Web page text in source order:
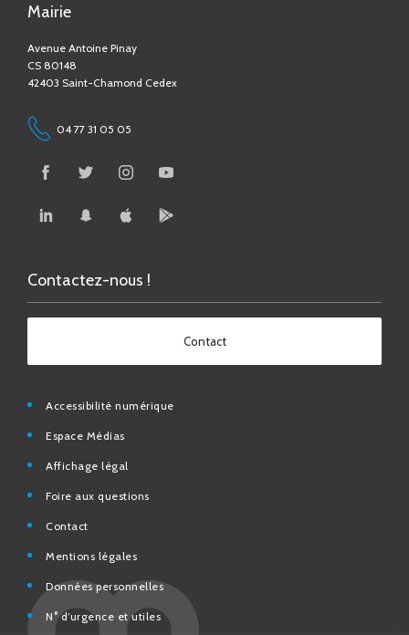
Mairie
Avenue Antoine Pinay
CS 80148
42403 Saint-Chamond Cedex
04 77 31 05 05
Contactez-nous !
Contact
Accessibilité numérique
Espace Médias
Affichage légal
Foire aux questions
Contact
Mentions légales
Données personnelles
N° d’urgence et utiles